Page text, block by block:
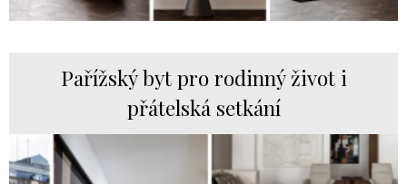
Pařížský byt pro rodinný život i
přátelská setkání